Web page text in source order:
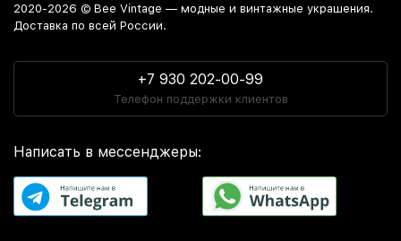
2020-2026 © Bee Vintage — модные и винтажные украшения.
Доставка по всей России.
+7 930 202-00-99
Телефон поддержки клиентов
Написать в мессенджеры: